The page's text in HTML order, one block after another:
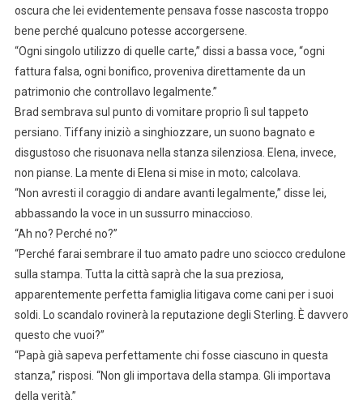
oscura che lei evidentemente pensava fosse nascosta troppo
bene perché qualcuno potesse accorgersene.
“Ogni singolo utilizzo di quelle carte,” dissi a bassa voce, “ogni
fattura falsa, ogni bonifico, proveniva direttamente da un
patrimonio che controllavo legalmente.”
Brad sembrava sul punto di vomitare proprio lì sul tappeto
persiano. Tiffany iniziò a singhiozzare, un suono bagnato e
disgustoso che risuonava nella stanza silenziosa. Elena, invece,
non pianse. La mente di Elena si mise in moto; calcolava.
“Non avresti il coraggio di andare avanti legalmente,” disse lei,
abbassando la voce in un sussurro minaccioso.
“Ah no? Perché no?”
“Perché farai sembrare il tuo amato padre uno sciocco credulone
sulla stampa. Tutta la città saprà che la sua preziosa,
apparentemente perfetta famiglia litigava come cani per i suoi
soldi. Lo scandalo rovinerà la reputazione degli Sterling. È davvero
questo che vuoi?”
“Papà già sapeva perfettamente chi fosse ciascuno in questa
stanza,” risposi. “Non gli importava della stampa. Gli importava
della verità.”